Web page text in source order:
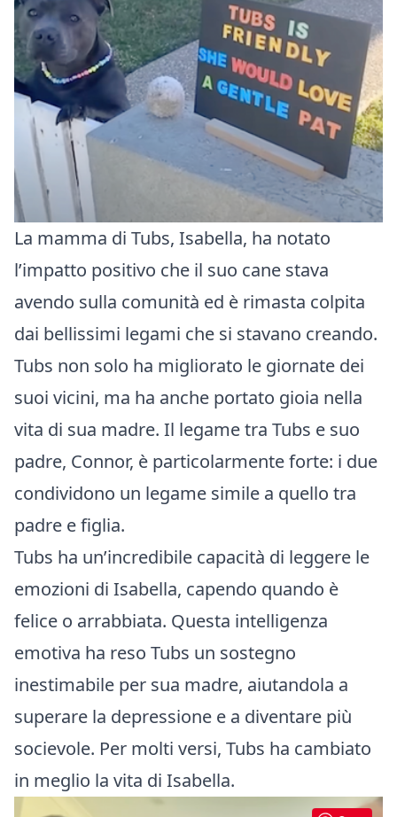
La mamma di Tubs, Isabella, ha notato
l’impatto positivo che il suo cane stava
avendo sulla comunità ed è rimasta colpita
dai bellissimi legami che si stavano creando.
Tubs non solo ha migliorato le giornate dei
suoi vicini, ma ha anche portato gioia nella
vita di sua madre. Il legame tra Tubs e suo
padre, Connor, è particolarmente forte: i due
condividono un legame simile a quello tra
padre e figlia.
Tubs ha un’incredibile capacità di leggere le
emozioni di Isabella, capendo quando è
felice o arrabbiata. Questa intelligenza
emotiva ha reso Tubs un sostegno
inestimabile per sua madre, aiutandola a
superare la depressione e a diventare più
socievole. Per molti versi, Tubs ha cambiato
in meglio la vita di Isabella.